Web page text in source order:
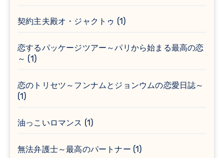
契約主夫殿オ・ジャクトゥ (1)
恋するパッケージツアー～パリから始まる最高の恋
～ (1)
恋のトリセツ～フンナムとジョンウムの恋愛日誌～
(1)
油っこいロマンス (1)
無法弁護士～最高のパートナー (1)